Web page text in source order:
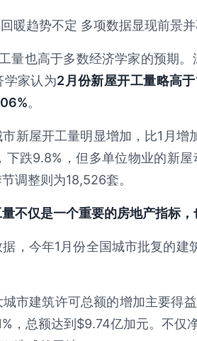
量也高于多数经济学家的预期
学家认为2月份新屋开工量略高
。
新屋开工量明显增加，比1月增
跌9.8%，但多单位物业的新屋
调整则为18,526套。
不仅是一个重要的房地产指标，
，今年1月份全国城市批复的
市建筑许可总额的增加主要得
，总额达到$9.74亿加元。不仅